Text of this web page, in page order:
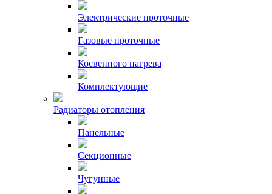
Электрические проточные
Газовые проточные
Косвенного нагрева
Комплектующие
Радиаторы отопления
Панельные
Секционные
Чугунные